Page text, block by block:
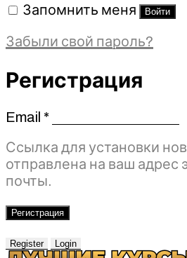
Запомнить меня Войти
Забыли свой пароль?
Регистрация
Email *Обязательно
Ссылка для установки
отправлена ​​на ваш адрес
почты.
Регистрация
Register Login